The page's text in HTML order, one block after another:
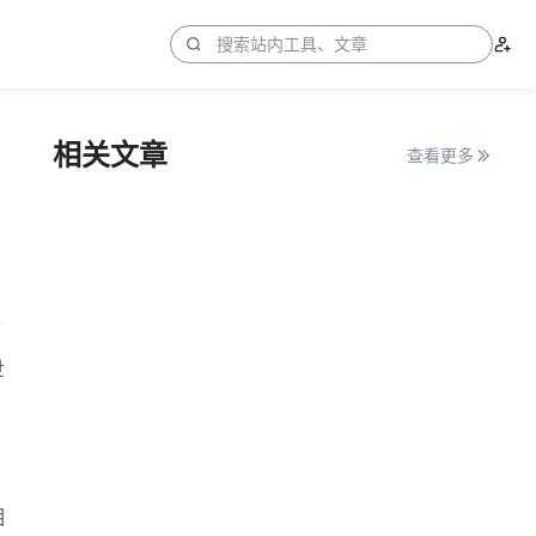
相关文章 查看更多